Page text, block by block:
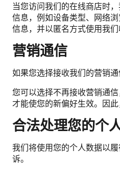
当您访问我们的在线商店时
信息，例如设备类型、网络
信息，并以匿名方式使用我
营销通信
如果您选择接收我们的营销
您可以选择不再接收营销通
才能使您的新偏好生效。因
合法处理您的个
我们将使用您的个人数据以
诉。